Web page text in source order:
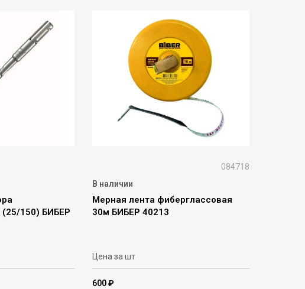
(25/150) БИБЕР
084718
В наличии
Мерная лента фиберглассовая
30м БИБЕР 40213
Цена за шт
600 ₽